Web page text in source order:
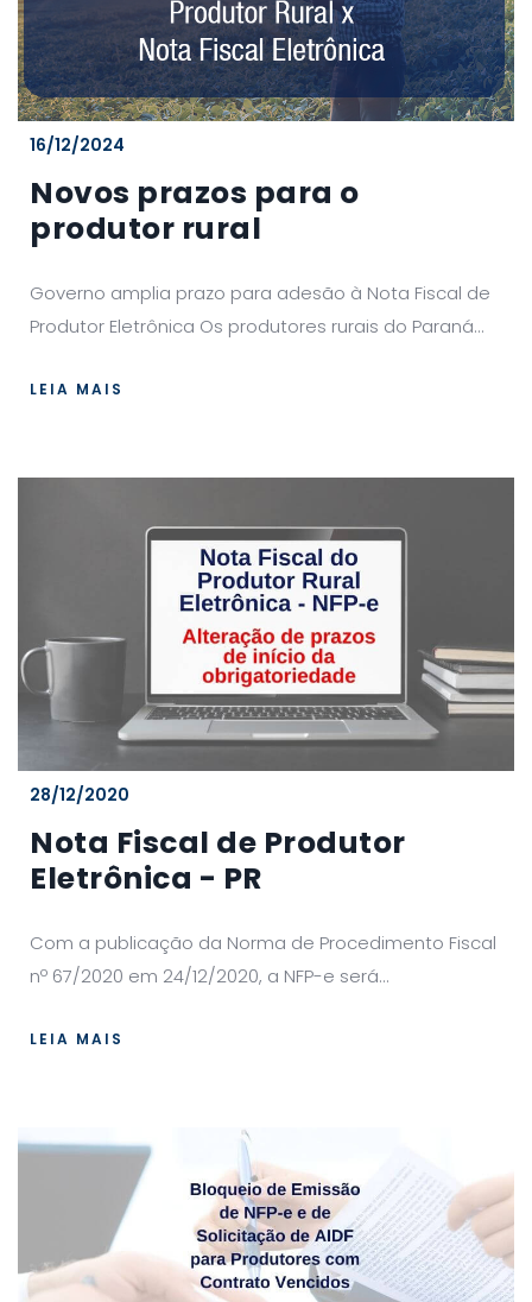
16/12/2024
Novos prazos para o
produtor rural
Governo amplia prazo para adesão à Nota Fiscal de
Produtor Eletrônica Os produtores rurais do Paraná...
LEIA MAIS
28/12/2020
Nota Fiscal de Produtor
Eletrônica - PR
Com a publicação da Norma de Procedimento Fiscal
nº 67/2020 em 24/12/2020, a NFP-e será...
LEIA MAIS